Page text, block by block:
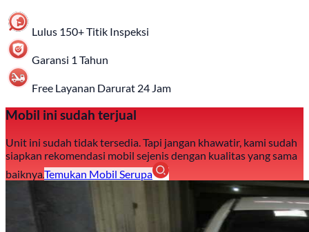
Lulus 150+ Titik Inspeksi
Garansi 1 Tahun
Free Layanan Darurat 24 Jam
Mobil ini sudah terjual
Unit ini sudah tidak tersedia. Tapi jangan khawatir, kami sudah
siapkan rekomendasi mobil sejenis dengan kualitas yang sama
baiknya.Temukan Mobil Serupa